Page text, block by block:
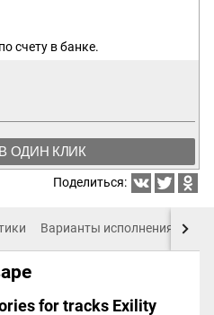
счету в банке.
ОДИН КЛИК
Поделиться:
Варианты исполнения
for tracks Exility